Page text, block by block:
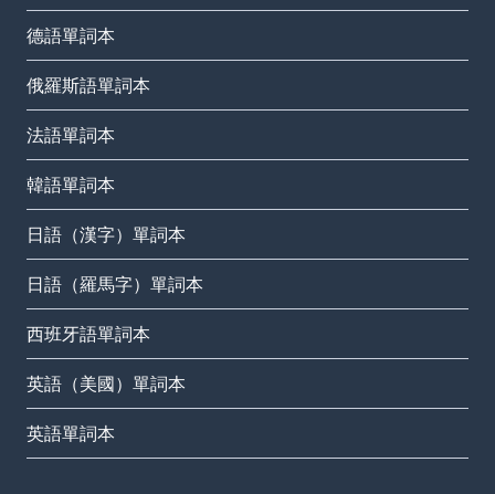
德語單詞本
俄羅斯語單詞本
法語單詞本
韓語單詞本
日語（漢字）單詞本
日語（羅馬字）單詞本
西班牙語單詞本
英語（美國）單詞本
英語單詞本